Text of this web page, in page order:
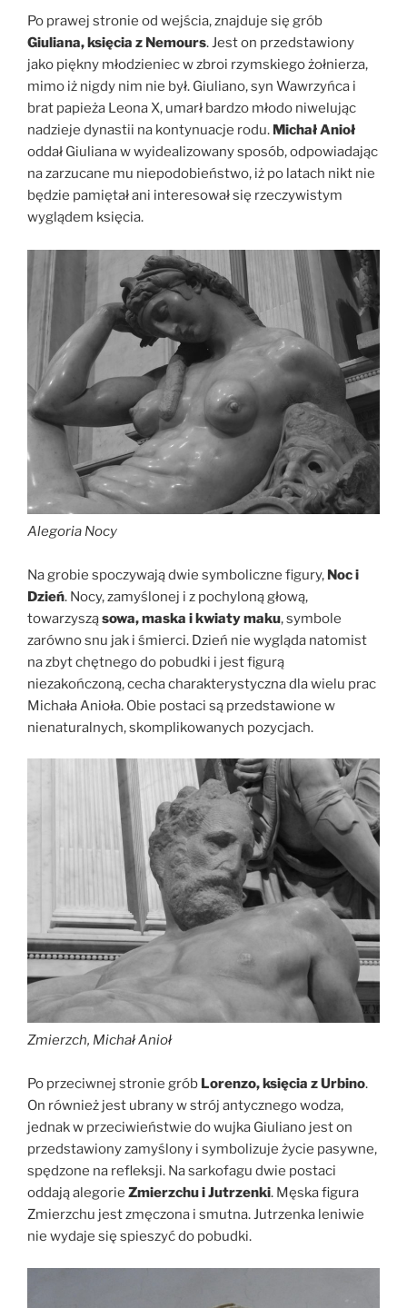
Po prawej stronie od wejścia, znajduje się grób
Giuliana, księcia z Nemours. Jest on przedstawiony
jako piękny młodzieniec w zbroi rzymskiego żołnierza,
mimo iż nigdy nim nie był. Giuliano, syn Wawrzyńca i
brat papieża Leona X, umarł bardzo młodo niwelując
nadzieje dynastii na kontynuacje rodu. Michał Anioł
oddał Giuliana w wyidealizowany sposób, odpowiadając
na zarzucane mu niepodobieństwo, iż po latach nikt nie
będzie pamiętał ani interesował się rzeczywistym
wyglądem księcia.
Alegoria Nocy
Na grobie spoczywają dwie symboliczne figury, Noc i
Dzień. Nocy, zamyślonej i z pochyloną głową,
towarzysząsowa, maska i kwiaty maku, symbole
zarówno snu jak i śmierci. Dzień nie wygląda natomist
na zbyt chętnego do pobudki i jest figurą
niezakończoną, cecha charakterystyczna dla wielu prac
Michała Anioła. Obie postaci są przedstawione w
nienaturalnych, skomplikowanych pozycjach.
Zmierzch, Michał Anioł
Po przeciwnej stronie grób Lorenzo, księcia z Urbino.
On również jest ubrany w strój antycznego wodza,
jednak w przeciwieństwie do wujka Giuliano jest on
przedstawiony zamyślony i symbolizuje życie pasywne,
spędzone na refleksji. Na sarkofagu dwie postaci
oddają alegorie Zmierzchu i Jutrzenki. Męska figura
Zmierzchu jest zmęczona i smutna. Jutrzenka leniwie
nie wydaje się spieszyć do pobudki.